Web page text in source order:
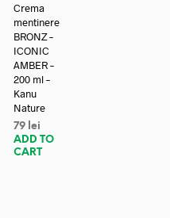
Crema
mentinere
BRONZ –
ICONIC
AMBER –
200 ml –
Kanu
Nature
79 lei
ADD TO
CART